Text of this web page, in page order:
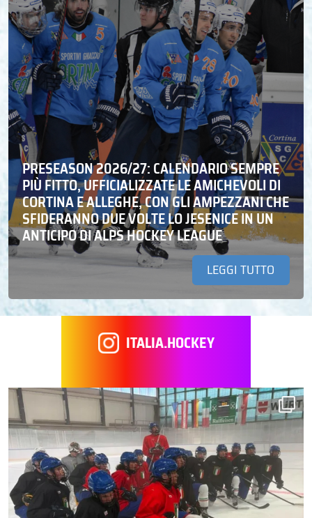
PRESEASON 2026/27: CALENDARIO SEMPRE
PIÙ FITTO, UFFICIALIZZATE LE AMICHEVOLI DI
CORTINA E ALLEGHE, CON GLI AMPEZZANI CHE
SFIDERANNO DUE VOLTE LO JESENICE IN UN
ANTICIPO DI ALPS HOCKEY LEAGUE
LEGGI TUTTO
ITALIA.HOCKEY